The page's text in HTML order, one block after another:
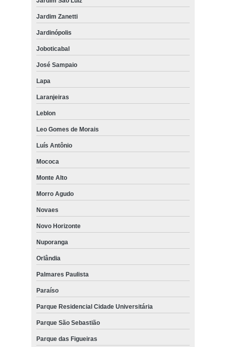
Jardim Zanetti
Jardinópolis
Joboticabal
José Sampaio
Lapa
Laranjeiras
Leblon
Leo Gomes de Morais
Luís Antônio
Mococa
Monte Alto
Morro Agudo
Novaes
Novo Horizonte
Nuporanga
Orlândia
Palmares Paulista
Paraíso
Parque Residencial Cidade Universitária
Parque São Sebastião
Parque das Figueiras